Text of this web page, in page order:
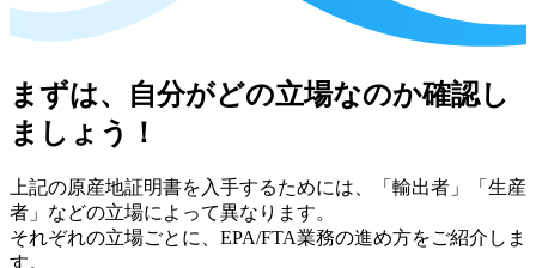
まずは、自分がどの立場なのか確認し
ましょう！
上記の原産地証明書を入手するためには、「輸出者」「生産
者」などの立場によって異なります。
それぞれの立場ごとに、EPA/FTA業務の進め方をご紹介しま
す。